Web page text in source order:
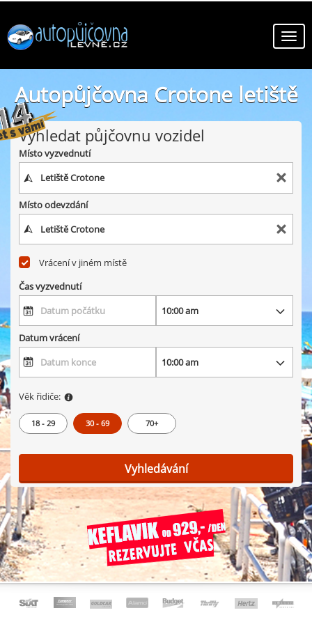
Autopůjčovna Crotone letiště
online autopůjčovny ve městě Crotone letiště
Vyhledat půjčovnu vozidel
Místo vyzvednutí
Místo odevzdání
Vrácení v jiném místě
Čas vyzvednutí
Datum vrácení
Věk řidiče:
18 - 29 30 - 69 70+
Vyhledávání